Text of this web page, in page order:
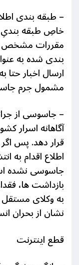
– طبقه بندی
خاصِ طبقه بندیِ
مقررات مشخص
بندی شده به
ارسال اخبار
مشمول جرم
– جاسوسی از
آگاهانه اسرار
قرار دهد. پس
اطلاع اقدام به
جاسوسی نشده
بازداشت ها،
به وکلای مستقل
نشان از بحران
قطع اینترنت